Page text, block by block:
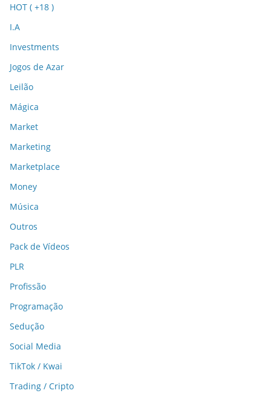
HOT ( +18 )
I.A
Investments
Jogos de Azar
Leilão
Mágica
Market
Marketing
Marketplace
Money
Música
Outros
Pack de Vídeos
PLR
Profissão
Programação
Sedução
Social Media
TikTok / Kwai
Trading / Cripto